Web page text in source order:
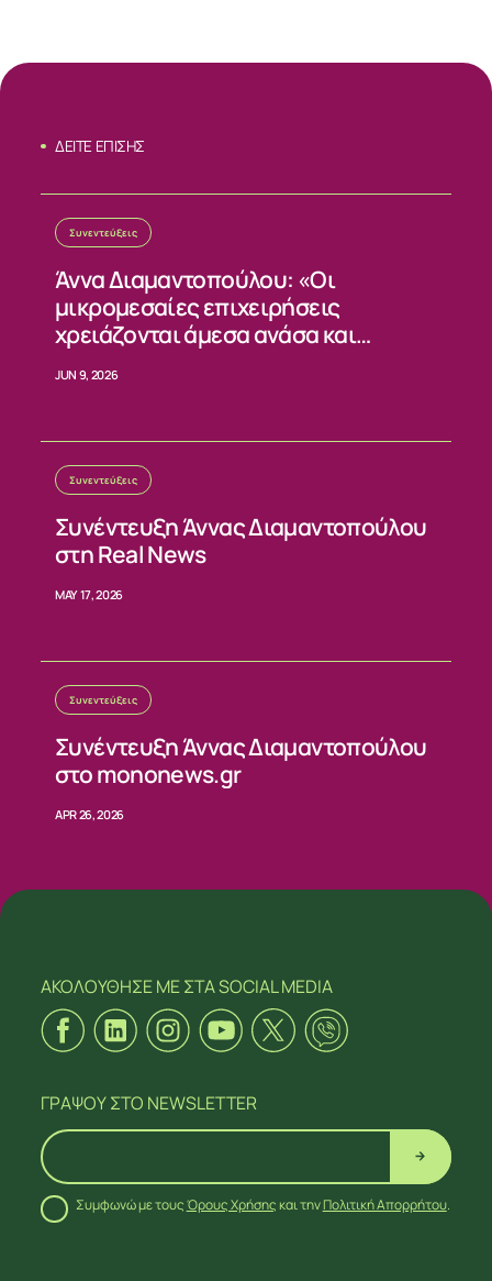
ΑΚΟΛΟΥΘΗΣΕ ΜΕΣΤΑ SOCIAL MEDIA
ΔΕΙΤΕ ΕΠΙΣΗΣ
Συνεντεύξεις
Άννα Διαμαντοπούλου: «Οι
μικρομεσαίες επιχειρήσεις
χρειάζονται άμεσα ανάσα και
JUN 9, 2026
Συνεντεύξεις
Συνέντευξη Άννας Διαμαντοπούλου
στη Real News
MAY 17, 2026
Συνεντεύξεις
Συνέντευξη Άννας Διαμαντοπούλου
στο mononews.gr
APR 26, 2026
ΑΚΟΛΟΥΘΗΣΕ ΜΕΣΤΑ SOCIAL MEDIA
ΓΡΑΨΟΥΣΤΟ NEWSLETTER
Συμφωνώ με τουςΌρους Χρήσηςκαι τηνΠολιτική Απορρήτου.